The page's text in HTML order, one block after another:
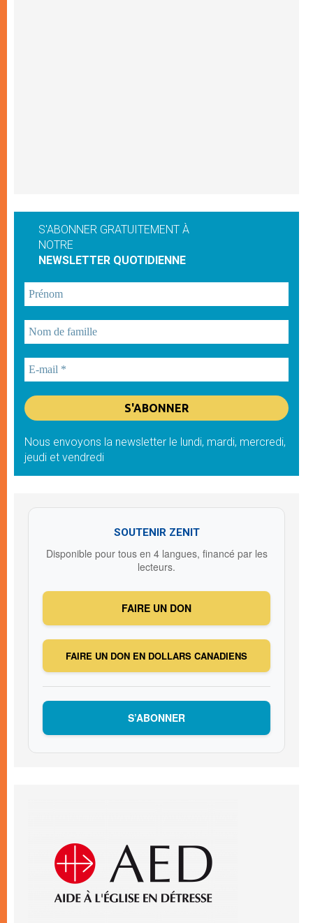
S'ABONNER GRATUITEMENT À
NOTRE
NEWSLETTER QUOTIDIENNE
Nous envoyons la newsletter le lundi, mardi, mercredi,
jeudi et vendredi
SOUTENIR ZENIT
Disponible pour tous en 4 langues, financé par les
lecteurs.
FAIRE UN DON
FAIRE UN DON EN DOLLARS CANADIENS
S’ABONNER